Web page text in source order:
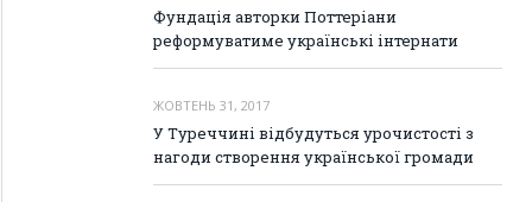
Фундація авторки Поттеріани
реформуватиме українські інтернати
ЖОВТЕНЬ 31, 2017
У Туреччині відбудуться урочистості з
нагоди створення української громади